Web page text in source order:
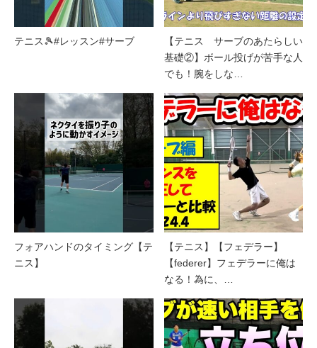
テニス🎾#レッスン#サーブ
【テニス サーブのあたらしい
基礎②】ボール投げが苦手な人
でも！腕をしな…
フォアハンドのタイミング【テ
ニス】
【テニス】【フェデラー】
【federer】フェデラーに俺は
なる！為に、…